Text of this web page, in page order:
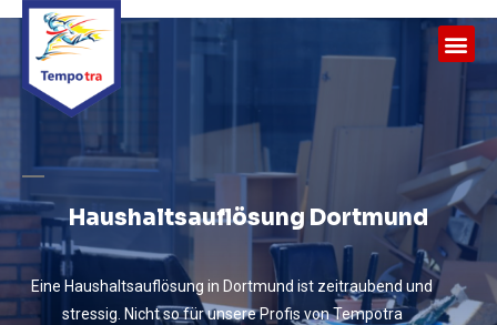
Haushaltsauflösung Dortmund
Eine Haushaltsauflösung in Dortmund ist zeitraubend und
stressig. Nicht so für unsere Profis von Tempotra